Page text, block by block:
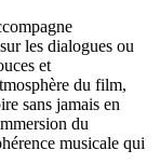
les dialogues ou
et
du film,
sans jamais en
du
musicale qui